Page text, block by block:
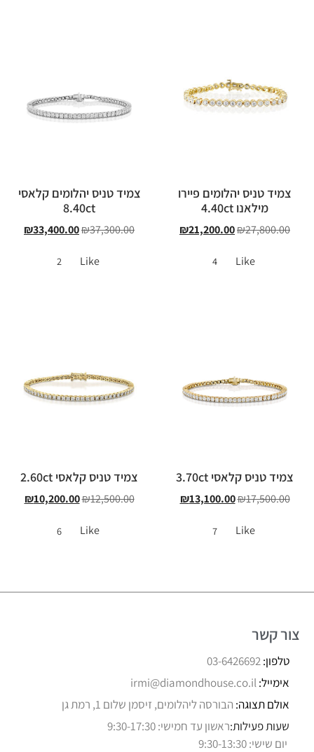
צמיד טניס יהלומים פיירו
מילאנו 4.40ct
₪27,800.00
₪21,200.00
Like
4
צמיד טניס יהלומים קלאסי
8.40ct
₪37,300.00
₪33,400.00
Like
2
צמיד טניס קלאסי 3.70ct
₪17,500.00
₪13,100.00
Like
7
צמיד טניס קלאסי 2.60ct
₪12,500.00
₪10,200.00
Like
6
צור קשר
טלפון:03-6426692
אימייל:irmi@diamondhouse.co.il
אולם תצוגה: הבורסה ליהלומים, זיסמן שלום 1, רמת גן
שעות פעילות:ראשון עד חמישי: 9:30-17:30
יום שישי: 9:30-13:30